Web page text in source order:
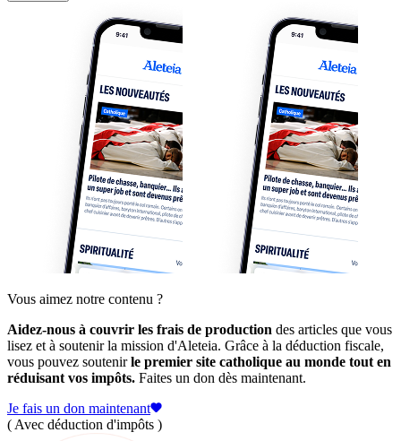
Vous aimez notre contenu ?
Aidez-nous à couvrir les frais de production des articles que vous
lisez et à soutenir la mission d'Aleteia. Grâce à la déduction fiscale,
vous pouvez soutenirle premier site catholique au monde tout en
réduisant vos impôts. Faites un don dès maintenant.
Je fais un don maintenant
( Avec déduction d'impôts )